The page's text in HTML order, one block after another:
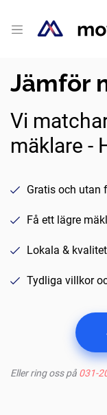
Jämför
Vi
mäklare -
Gratis och utan
Få ett lägre
Lokala &
Tydliga villkor
Eller ring oss på 031-